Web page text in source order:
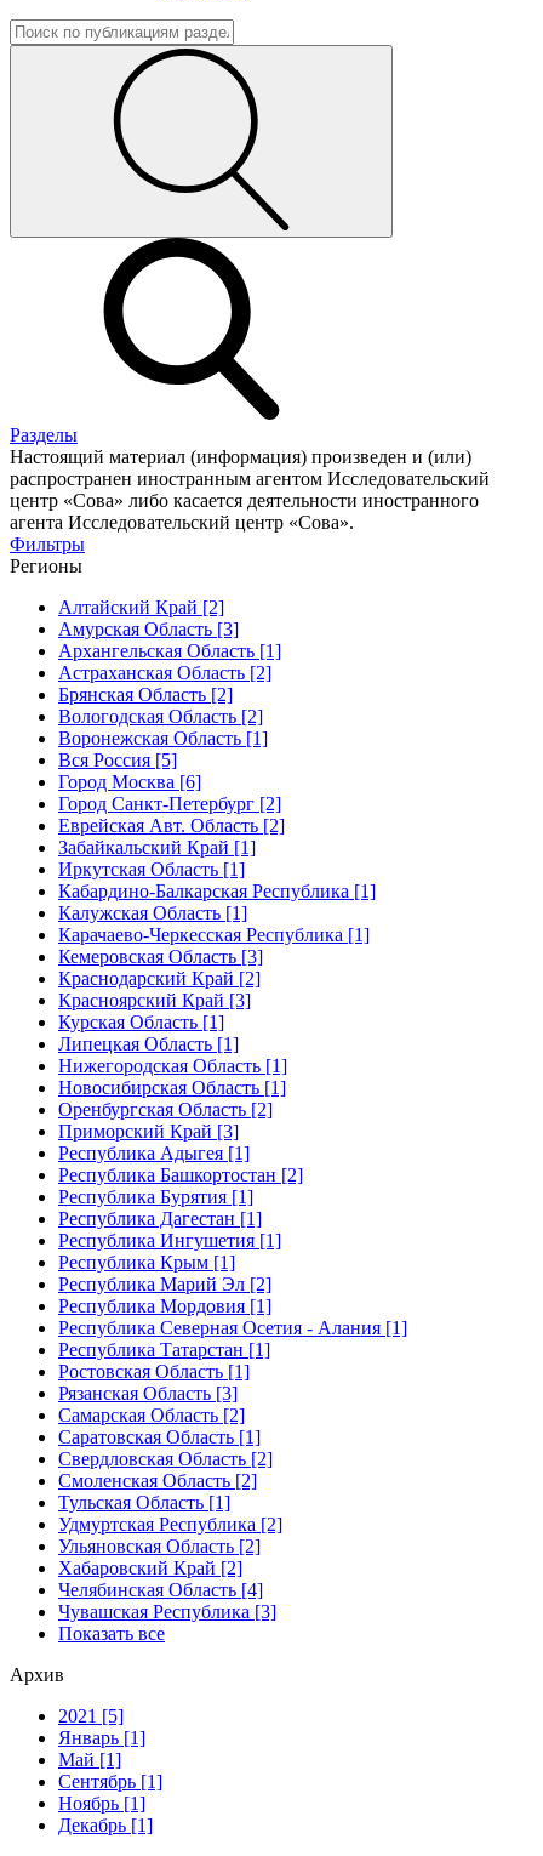
Разделы
Настоящий материал (информация) произведен и (или)
распространен иностранным агентом Исследовательский
центр «Сова» либо касается деятельности иностранного
агента Исследовательский центр «Сова».
Фильтры
Регионы
Алтайский Край [2]
Амурская Область [3]
Архангельская Область [1]
Астраханская Область [2]
Брянская Область [2]
Вологодская Область [2]
Воронежская Область [1]
Вся Россия [5]
Город Москва [6]
Город Санкт-Петербург [2]
Еврейская Авт. Область [2]
Забайкальский Край [1]
Иркутская Область [1]
Кабардино-Балкарская Республика [1]
Калужская Область [1]
Карачаево-Черкесская Республика [1]
Кемеровская Область [3]
Краснодарский Край [2]
Красноярский Край [3]
Курская Область [1]
Липецкая Область [1]
Нижегородская Область [1]
Новосибирская Область [1]
Оренбургская Область [2]
Приморский Край [3]
Республика Адыгея [1]
Республика Башкортостан [2]
Республика Бурятия [1]
Республика Дагестан [1]
Республика Ингушетия [1]
Республика Крым [1]
Республика Марий Эл [2]
Республика Мордовия [1]
Республика Северная Осетия - Алания [1]
Республика Татарстан [1]
Ростовская Область [1]
Рязанская Область [3]
Самарская Область [2]
Саратовская Область [1]
Свердловская Область [2]
Смоленская Область [2]
Тульская Область [1]
Удмуртская Республика [2]
Ульяновская Область [2]
Хабаровский Край [2]
Челябинская Область [4]
Чувашская Республика [3]
Показать все
Архив
2021 [5]
Январь [1]
Май [1]
Сентябрь [1]
Ноябрь [1]
Декабрь [1]